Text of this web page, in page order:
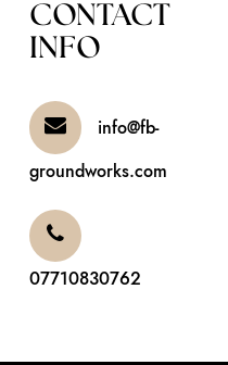
CONTACT
INFO
info@fb-
groundworks.com
07710830762